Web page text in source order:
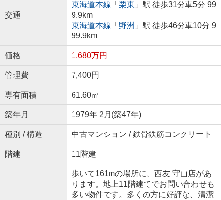
交通
東海道本線 「 栗東 」駅 徒歩31分車5分 99
9.9km
東海道本線 「 野洲 」駅 徒歩46分車10分 9
99.9km
価格 1,680万円
管理費 7,400円
専有面積 61.60㎡
築年月 1979年 2月(築47年)
種別 / 構造 中古マンション / 鉄骨鉄筋コンクリート
階建 11階建
歩いて161mの場所に、西友 守山店があ
ります。地上11階建てでお問い合わせも
多い物件です。多くの方に好評な、清潔